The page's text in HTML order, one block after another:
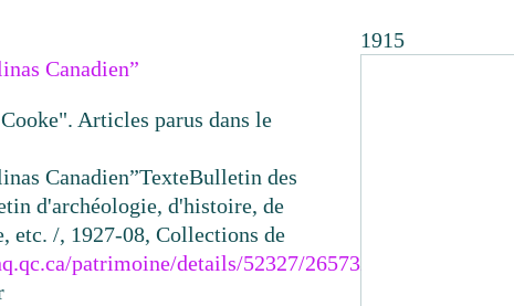
Canadien”
Articles parus dans le
Canadien”TexteBulletin des
d'archéologie, d'histoire, de
etc. /, 1927-08, Collections de
patrimoine/details/52327/2657324
1915